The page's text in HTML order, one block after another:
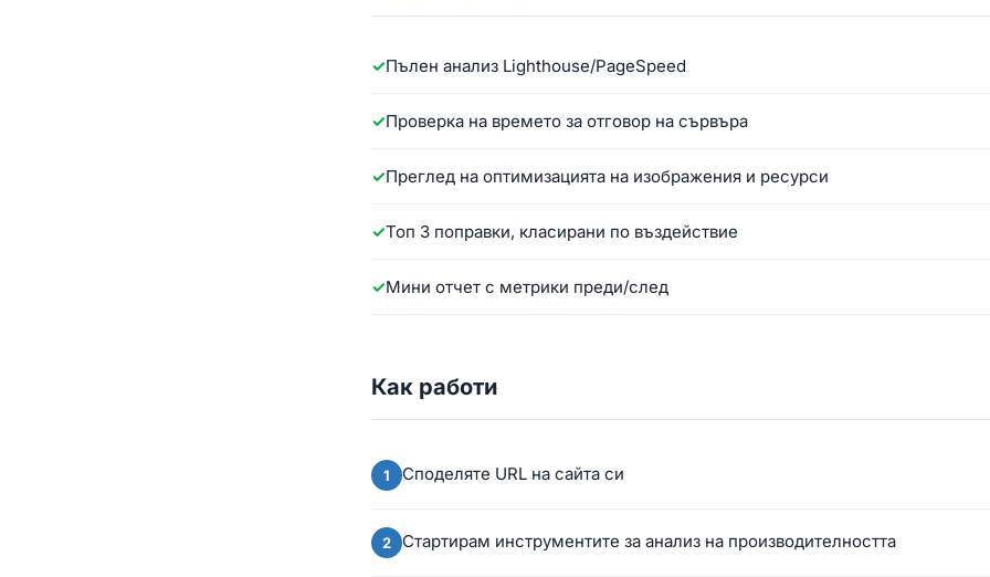
Пълен анализ Lighthouse/PageSpeed
Проверка на времето за отговор на сървъра
Преглед на оптимизацията на изображения и ресурси
Топ 3 поправки, класирани по въздействие
Мини отчет с метрики преди/след
Как работи
Споделяте URL на сайта си
Стартирам инструментите за анализ на производителността